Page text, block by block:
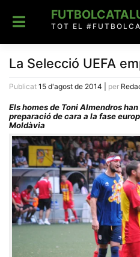
content
TOT EL
La Selecció UEFA
Publicat 15 d'agost de 2014 per
Els homes de Toni Almendros
preparació de cara a la fase
Moldàvia